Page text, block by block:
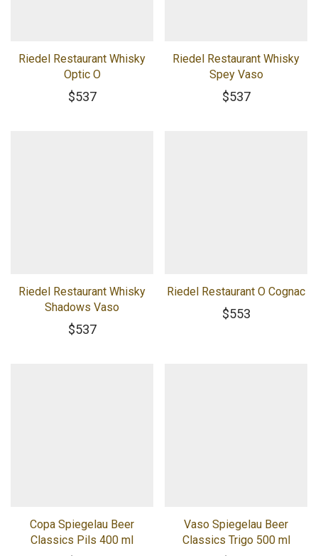
Riedel Restaurant Whisky
Optic O
$537
Riedel Restaurant Whisky
Spey Vaso
$537
Riedel Restaurant Whisky
Shadows Vaso
$537
Riedel Restaurant O Cognac
$553
Copa Spiegelau Beer
Classics Pils 400 ml
Vaso Spiegelau Beer
Classics Trigo 500 ml